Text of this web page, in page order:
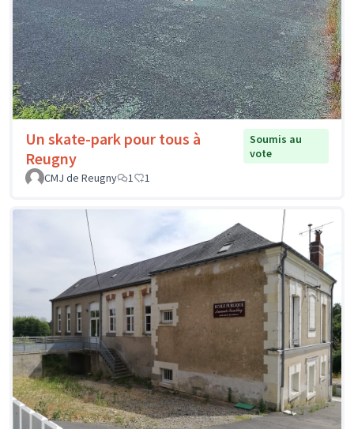
Un skate-park pour tous à
Reugny
Soumis au
vote
CMJ de Reugny
1 1